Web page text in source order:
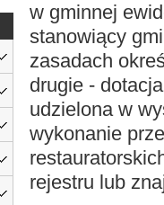
w gminnej
stanowiący
zasadach
drugie -
udzielona w
wykonanie
rejestru lub